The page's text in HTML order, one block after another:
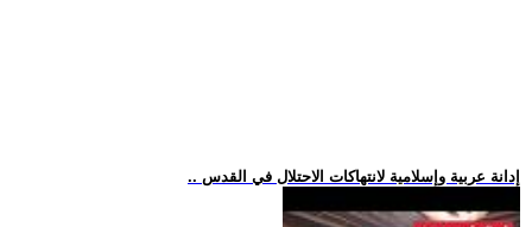
.. إدانة عربية وإسلامية لانتهاكات الاحتلال في القدس